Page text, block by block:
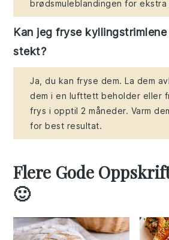
brødsmuleblandingen for ekstra
Kan jeg fryse
stekt?
Ja, du kan fryse dem. La dem
dem i en lufttett beholder eller
frys i opptil 2 måneder. Varm
for best resultat.
Flere Gode
🙂